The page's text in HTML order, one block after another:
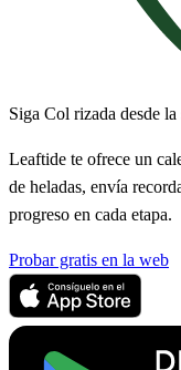
Siga Col rizada desde
Leaftide te ofrece un
de heladas, envía
progreso en cada etapa.
Probar gratis en la web